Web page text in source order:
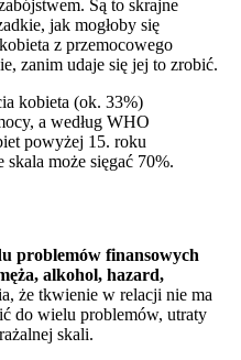
Są to skrajne
jak mogłoby się
z przemocowego
zanim udaje się jej to zrobić.
kobieta (ok. 33%)
a według WHO
powyżej 15. roku
może sięgać 70%.
problemów finansowych
alkohol, hazard,
że tkwienie w relacji nie ma
do wielu problemów, utraty
skali.